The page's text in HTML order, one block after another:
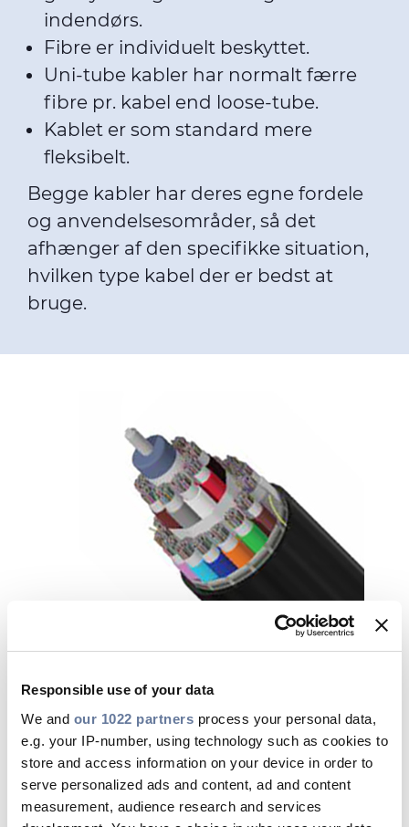
Responsible use of your data
We and our 1022 partners process your personal data,
e.g. your IP-number, using technology such as cookies to
store and access information on your device in order to
serve personalized ads and content, ad and content
measurement, audience research and services
indendørs.
Fibre er individuelt beskyttet.
Uni-tube kabler har normalt færre
fibre pr. kabel end loose-tube.
Kablet er som standard mere
fleksibelt.
Begge kabler har deres egne fordele
og anvendelsesområder, så det
afhænger af den specifikke situation,
hvilken type kabel der er bedst at
bruge.
MASSLINK
FlexRibbon®